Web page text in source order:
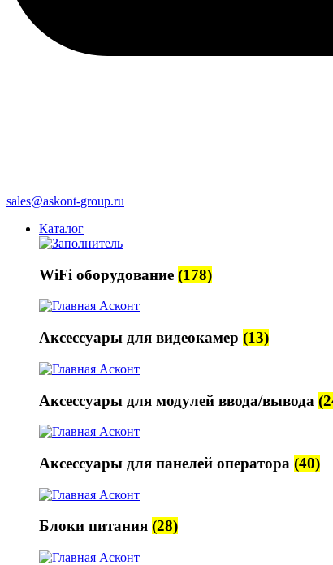
sales@askont-group.ru
Каталог
WiFi оборудование (178)
Аксессуары для видеокамер (13)
Аксессуары для модулей ввода/вывода
Аксессуары для панелей оператора (40)
Блоки питания (28)